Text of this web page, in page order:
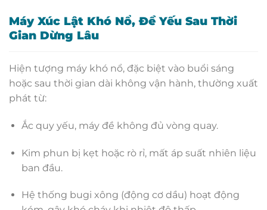
Máy Xúc Lật Khó Nổ, Đề Yếu Sau Thời
Gian Dừng Lâu
Hiện tượng máy khó nổ, đặc biệt vào buổi sáng
hoặc sau thời gian dài không vận hành, thường xuất
phát từ:
Ắc quy yếu, máy đề không đủ vòng quay.
Kim phun bị kẹt hoặc rò rỉ, mất áp suất nhiên liệu
ban đầu.
Hệ thống bugi xông (động cơ dầu) hoạt động